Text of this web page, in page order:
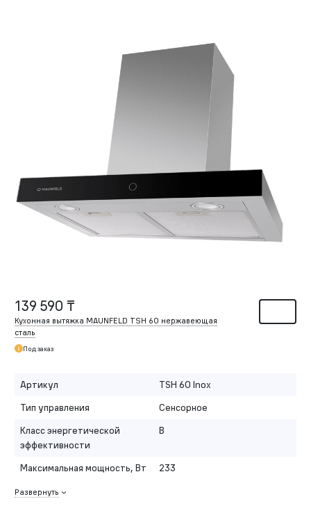
139 590 ₸
Кухонная вытяжка MAUNFELD TSH 60 нержавеющая
сталь
Под заказ
Артикул
TSH 60 Inox
Тип управления
Сенсорное
Класс энергетической
эффективности
B
Максимальная мощность, Вт 233
Развернуть